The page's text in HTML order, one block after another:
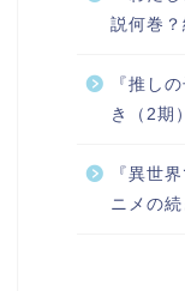
説何巻
『推し
き（2期
『異世
ニメの